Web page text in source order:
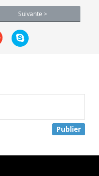
Suivante >
Publier